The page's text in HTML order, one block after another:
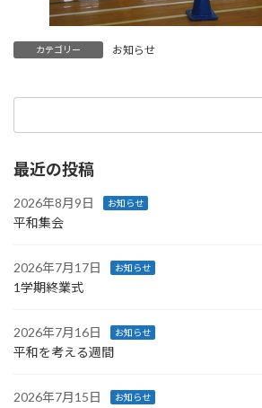
カテゴリー お知らせ
最近の投稿
2026年8月9日 お知らせ
平和集会
2026年7月17日 お知らせ
1学期終業式
2026年7月16日 お知らせ
平和を考える週間
2026年7月15日 お知らせ